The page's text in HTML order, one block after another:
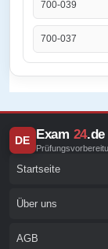
700-039
700-037
DE Exam 24.de
Startseite
Über uns
AGB